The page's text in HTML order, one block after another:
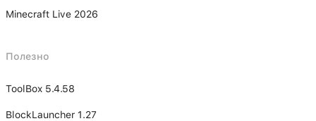
Minecraft Live 2026
Полезно
ToolBox 5.4.58
BlockLauncher 1.27